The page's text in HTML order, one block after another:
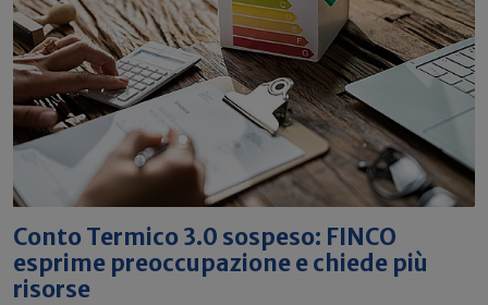
Conto Termico 3.0 sospeso: FINCO
esprime preoccupazione e chiede più
risorse